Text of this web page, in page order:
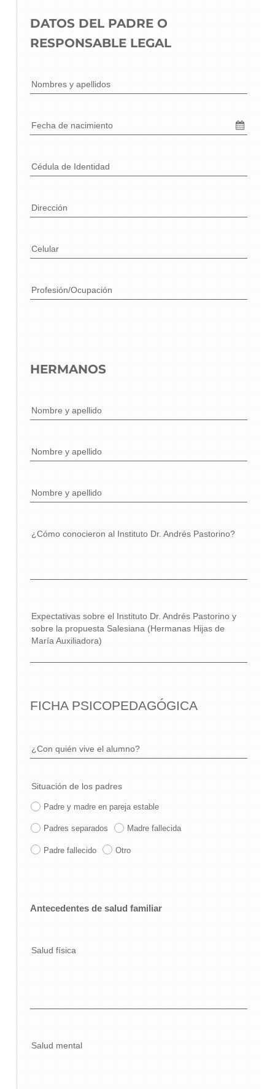
DATOS DEL PADRE O
RESPONSABLE LEGAL
Nombres y apellidos
Fecha de nacimiento
Cédula de Identidad
Dirección
Celular
Profesión/Ocupación
HERMANOS
Nombre y apellido
Nombre y apellido
Nombre y apellido
¿Cómo conocieron al Instituto Dr. Andrés Pastorino?
Expectativas sobre el Instituto Dr. Andrés Pastorino y
sobre la propuesta Salesiana (Hermanas Hijas de
María Auxiliadora)
FICHA PSICOPEDAGÓGICA
¿Con quién vive el alumno?
Situación de los padres
Padre y madre en pareja estable
Padres separados Madre fallecida
Padre fallecido Otro
Antecedentes de salud familiar
Salud física
Salud mental